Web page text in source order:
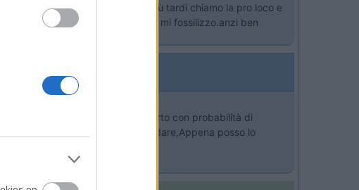
è aperto a pasquetta, più tardi chiamo la pro loco e
se ci sono altre proposte io non mi fossilizzo.anzi ben
tempo che ad oggi danno incerto con probabilità di
ai castelli per il CS devo guardare,Appena posso lo